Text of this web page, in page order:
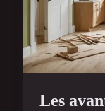
Les